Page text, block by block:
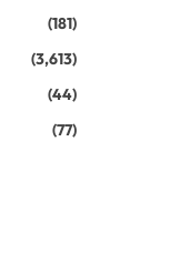
(181)
(3,613)
(44)
(77)